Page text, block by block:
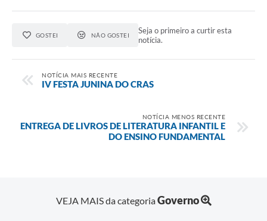
GOSTEI NÃO GOSTEI
Seja o primeiro a curtir esta
notícia.
NOTÍCIA MAIS RECENTE
IV FESTA JUNINA DO CRAS
NOTÍCIA MENOS RECENTE
ENTREGA DE LIVROS DE LITERATURA INFANTIL E
DO ENSINO FUNDAMENTAL
VEJA MAIS da categoriaGoverno